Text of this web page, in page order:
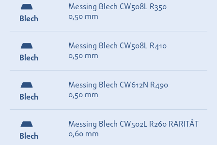
Blech
Messing Blech CW508L R350
0,50 mm
Blech
Messing Blech CW508L R410
0,50 mm
Blech
Messing Blech CW612N R490
0,50 mm
Blech
Messing Blech CW502L R260 RARITÄT
0,60 mm